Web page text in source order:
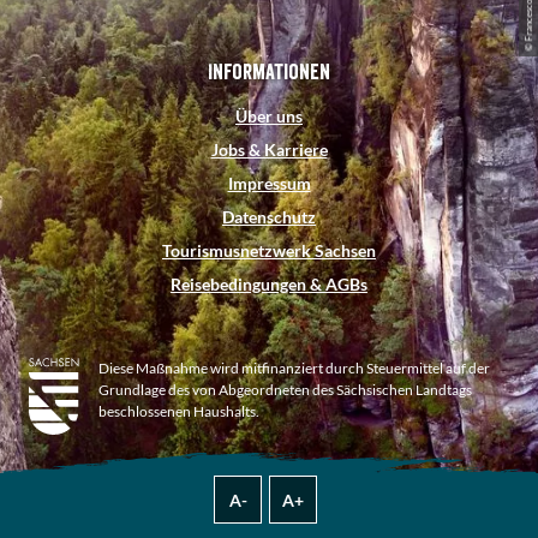
Informationen
Über uns
Jobs & Karriere
Impressum
Datenschutz
Tourismusnetzwerk Sachsen
Reisebedingungen & AGBs
Diese Maßnahme wird mitfinanziert durch Steuermittel auf der
Grundlage des von Abgeordneten des Sächsischen Landtags
beschlossenen Haushalts.
A- A+